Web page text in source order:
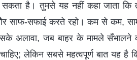
सकता है। तुमसे यह नहीं कहा जाता
साफ-सफाई करते रहो। कम से कम,
अलावा, जब बाहर के मामले सँभालने
लेकिन सबसे महत्वपूर्ण बात यह है